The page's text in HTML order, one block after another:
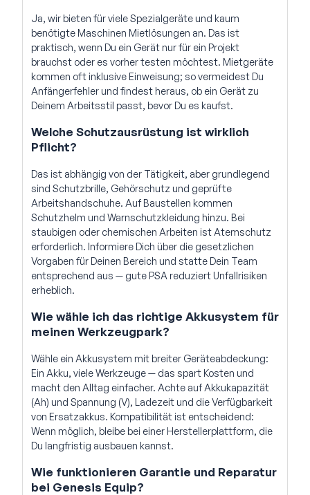
Ja, wir bieten für viele Spezialgeräte und kaum
benötigte Maschinen Mietlösungen an. Das ist
praktisch, wenn Du ein Gerät nur für ein Projekt
brauchst oder es vorher testen möchtest. Mietgeräte
kommen oft inklusive Einweisung; so vermeidest Du
Anfängerfehler und findest heraus, ob ein Gerät zu
Deinem Arbeitsstil passt, bevor Du es kaufst.
Welche Schutzausrüstung ist wirklich
Pflicht?
Das ist abhängig von der Tätigkeit, aber grundlegend
sind Schutzbrille, Gehörschutz und geprüfte
Arbeitshandschuhe. Auf Baustellen kommen
Schutzhelm und Warnschutzkleidung hinzu. Bei
staubigen oder chemischen Arbeiten ist Atemschutz
erforderlich. Informiere Dich über die gesetzlichen
Vorgaben für Deinen Bereich und statte Dein Team
entsprechend aus — gute PSA reduziert Unfallrisiken
erheblich.
Wie wähle ich das richtige Akkusystem für
meinen Werkzeugpark?
Wähle ein Akkusystem mit breiter Geräteabdeckung:
Ein Akku, viele Werkzeuge — das spart Kosten und
macht den Alltag einfacher. Achte auf Akkukapazität
(Ah) und Spannung (V), Ladezeit und die Verfügbarkeit
von Ersatzakkus. Kompatibilität ist entscheidend:
Wenn möglich, bleibe bei einer Herstellerplattform, die
Du langfristig ausbauen kannst.
Wie funktionieren Garantie und Reparatur
bei Genesis Equip?